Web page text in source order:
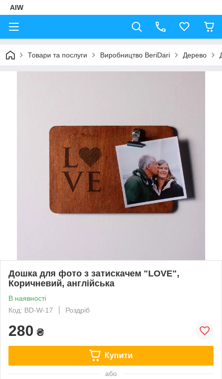
AIW
Товари та послуги Виробництво BeriDari Дерево
Дошка для фото з затискачем "LOVE",
Коричневий, англійська
В наявності
Код: BD-W-17
Роздріб
280 ₴
Купити
або